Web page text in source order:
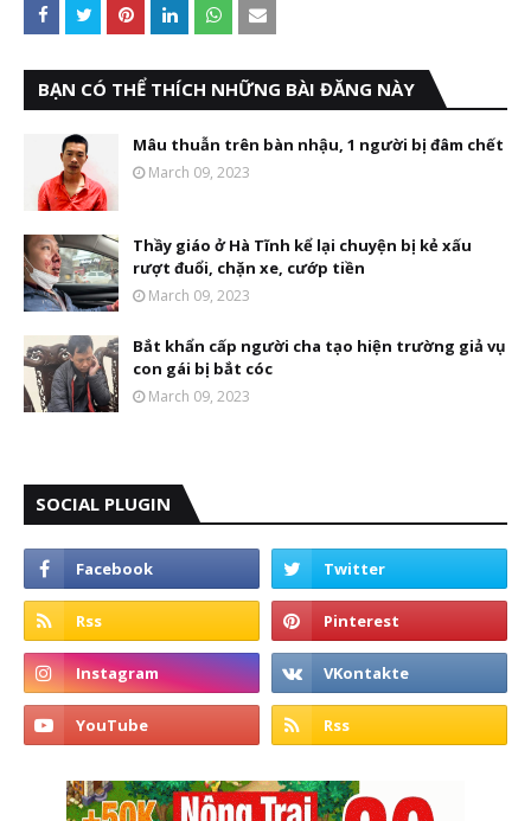
BẠN CÓ THỂ THÍCH NHỮNG BÀI ĐĂNG NÀY
Mâu thuẫn trên bàn nhậu, 1 người bị đâm chết
March 09, 2023
Thầy giáo ở Hà Tĩnh kể lại chuyện bị kẻ xấu
rượt đuổi, chặn xe, cướp tiền
March 09, 2023
Bắt khẩn cấp người cha tạo hiện trường giả vụ
con gái bị bắt cóc
March 09, 2023
SOCIAL PLUGIN